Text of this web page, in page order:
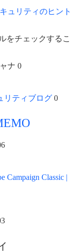
ュリティのヒント
をチェックするこ
ナ 0
リティブログ 0
Campaign Classic |